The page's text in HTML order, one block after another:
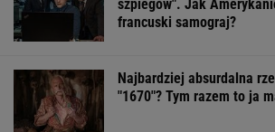
szpiegów". Jak
francuski samograj?
Najbardziej absurdalna
"1670"? Tym razem to ja